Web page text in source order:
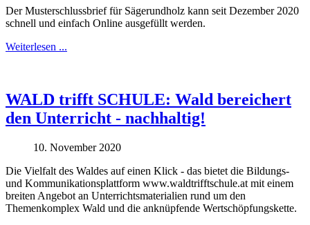
Der Musterschlussbrief für Sägerundholz kann seit Dezember 2020
schnell und einfach Online ausgefüllt werden.
Weiterlesen ...
WALD trifft SCHULE: Wald bereichert
den Unterricht - nachhaltig!
10. November 2020
Die Vielfalt des Waldes auf einen Klick - das bietet die Bildungs-
und Kommunikationsplattform www.waldtrifftschule.at mit einem
breiten Angebot an Unterrichtsmaterialien rund um den
Themenkomplex Wald und die anknüpfende Wertschöpfungskette.